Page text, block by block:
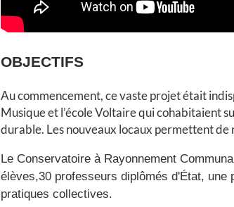
OBJECTIFS
Au commencement, ce vaste projet était
Musique et l’école Voltaire qui cohabitaient
durable. Les nouveaux locaux permettent de
Le Conservatoire à Rayonnement
élèves,30 professeurs diplômés d'État,
pratiques collectives.